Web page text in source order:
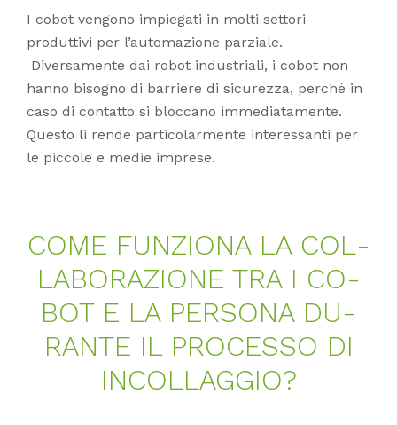
I cobot vengono impiegati in molti settori
produttivi per l’automazione parziale.
Diversamente dai robot industriali, i cobot non
hanno bisogno di barriere di sicurezza, perché in
caso di contatto si bloccano immediatamente.
Questo li rende particolarmente interessanti per
le piccole e medie imprese.
COME FUN­ZIO­NA LA COL­
LA­BO­RA­ZIO­NE TRA I CO­
BOT E LA PER­SO­NA DU­
RAN­TE IL PRO­CES­SO DI
IN­COL­LAG­GIO?